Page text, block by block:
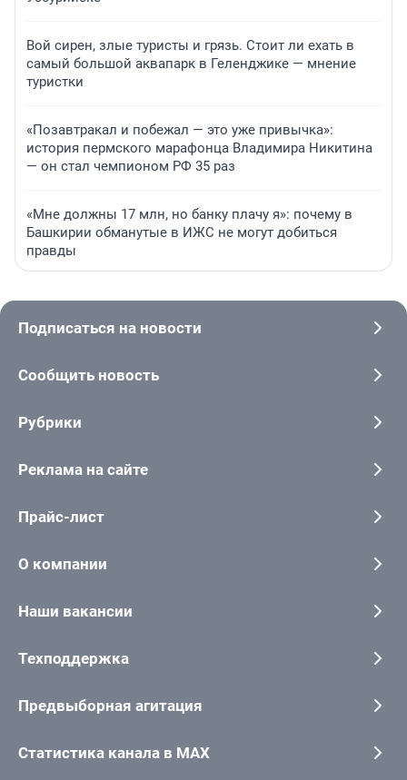
Вой сирен, злые туристы и грязь. Стоит ли ехать в
самый большой аквапарк в Геленджике — мнение
туристки
«Позавтракал и побежал — это уже привычка»:
история пермского марафонца Владимира Никитина
— он стал чемпионом РФ 35 раз
«Мне должны 17 млн, но банку плачу я»: почему в
Башкирии обманутые в ИЖС не могут добиться
правды
Подписаться на новости
Сообщить новость
Рубрики
Реклама на сайте
Прайс-лист
О компании
Наши вакансии
Техподдержка
Предвыборная агитация
Статистика канала в MAX